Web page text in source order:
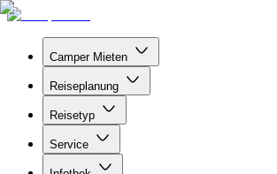
Camper Mieten
Reiseplanung
Reisetyp
Service